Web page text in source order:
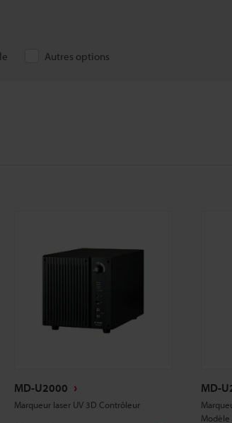
Autres options
MD-U2000
Marqueur laser UV 3D Contrôleur
MD-
Modèle